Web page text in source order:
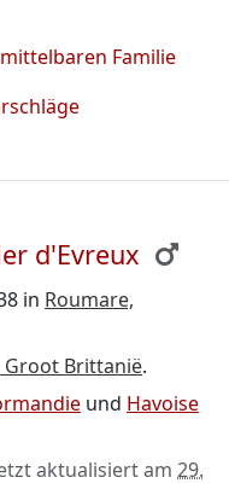
Familie
d'Evreux
in Roumare,
Groot Brittanië.
und Havoise
aktualisiert am 29.